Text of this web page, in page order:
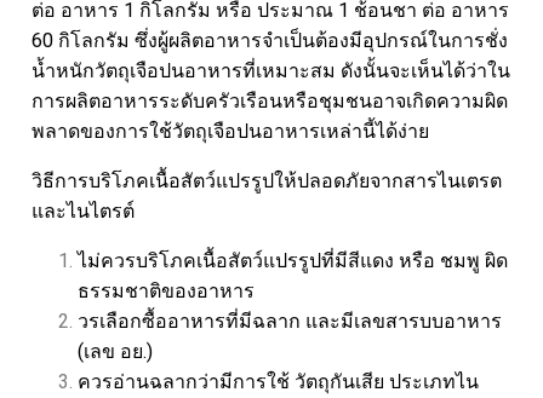
ต่อ อาหาร 1 กิโลกรัม หรือ ประมาณ 1 ช้อนชา ต่อ อาหาร
60 กิโลกรัม ซึ่งผู้ผลิตอาหารจำเป็นต้องมีอุปกรณ์ในการชั่ง
น้ำหนักวัตถุเจือปนอาหารที่เหมาะสม ดังนั้นจะเห็นได้ว่าใน
การผลิตอาหารระดับครัวเรือนหรือชุมชนอาจเกิดความผิด
พลาดของการใช้วัตถุเจือปนอาหารเหล่านี้ได้ง่าย
วิธีการบริโภคเนื้อสัตว์แปรรูปให้ปลอดภัยจากสารไนเตรต
และไนไตรต์
ไม่ควรบริโภคเนื้อสัตว์แปรรูปที่มีสีแดง หรือ ชมพู ผิด
ธรรมชาติของอาหาร
วรเลือกซื้ออาหารที่มีฉลาก และมีเลขสารบบอาหาร
(เลข อย.)
ควรอ่านฉลากว่ามีการใช้ วัตถุกันเสีย ประเภทไน